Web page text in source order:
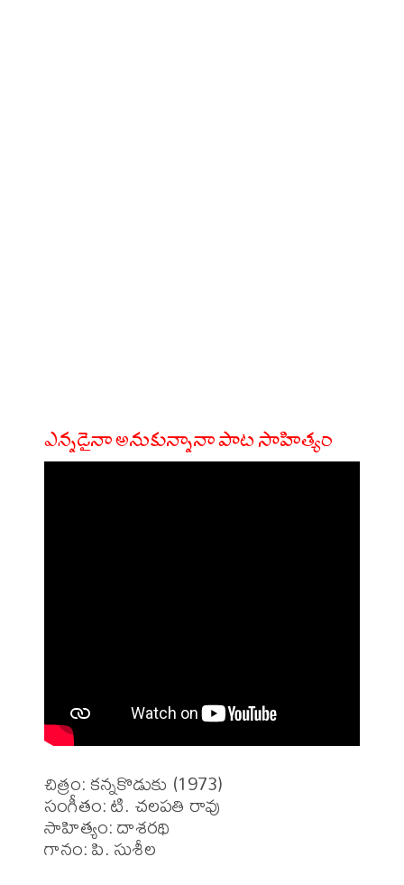
ఎన్నడైనా అనుకున్నానా పాట సాహిత్యం
చిత్రం: కన్నకొడుకు (1973)
సంగీతం: టి. చలపతి రావు
సాహిత్యం: దాశరథి
గానం: పి. సుశీల